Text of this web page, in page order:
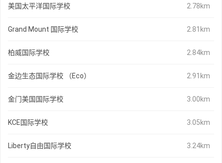
美国太平洋国际学校 2.78km
Grand Mount 国际学校 2.81km
柏威国际学校 2.84km
金边生态国际学校 （Eco） 2.91km
金门美国国际学校 3.00km
KCE国际学校 3.05km
Liberty自由国际学校 3.24km